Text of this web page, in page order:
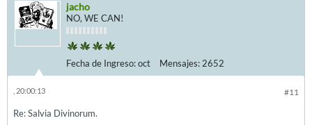
jacho
NO, WE CAN!
Fecha de Ingreso:oct Mensajes: 2652
#11
, 20:00:13
Re: Salvia Divinorum.